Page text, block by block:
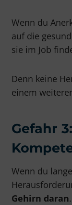
Wenn du
auf die
sie im Job
Denn keine
einem
Gefahr
Wenn du
Gehirn daran